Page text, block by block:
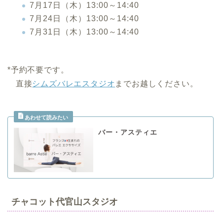
7月17日（木）13:00～14:40
7月24日（木）13:00～14:40
7月31日（木）13:00～14:40
*予約不要です。
直接シムズバレエスタジオ までお越しください。
バー・アスティエ
チャコット代官山スタジオ